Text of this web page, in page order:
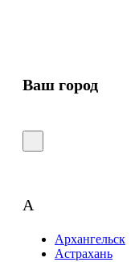
Ваш город
А
Архангельск
Астрахань